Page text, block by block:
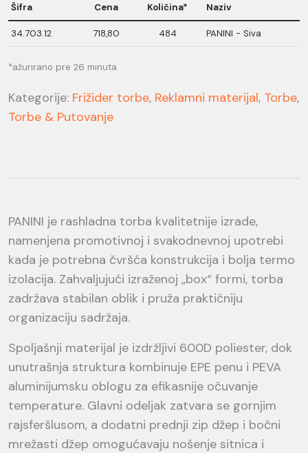
Šifra Cena Količina* Naziv
34.703.12 718,80 484 PANINI - Siva
*ažurirano pre 26 minuta
Kategorije: Frižider torbe, Reklamni materijal, Torbe,
Torbe & Putovanje
PANINI je rashladna torba kvalitetnije izrade,
namenjena promotivnoj i svakodnevnoj upotrebi
kada je potrebna čvršća konstrukcija i bolja termo
izolacija. Zahvaljujući izraženoj „box“ formi, torba
zadržava stabilan oblik i pruža praktičniju
organizaciju sadržaja.
Spoljašnji materijal je izdržljivi 600D poliester, dok
unutrašnja struktura kombinuje EPE penu i PEVA
aluminijumsku oblogu za efikasnije očuvanje
temperature. Glavni odeljak zatvara se gornjim
rajsferšlusom, a dodatni prednji zip džep i bočni
mrežasti džep omogućavaju nošenje sitnica i